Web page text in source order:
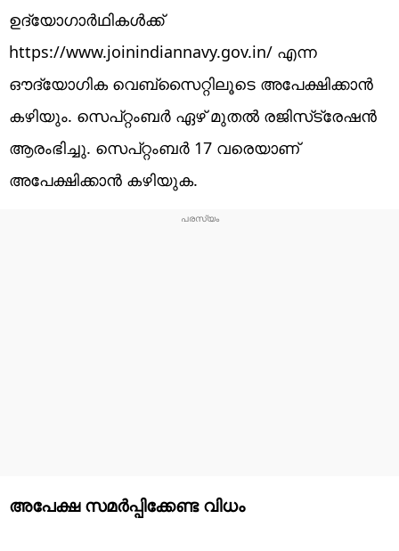
ഉദ്യോഗാർഥികൾക്ക്
https://www.joinindiannavy.gov.in/ എന്ന
ഔദ്യോഗിക വെബ്‌സൈറ്റിലൂടെ അപേക്ഷിക്കാൻ
കഴിയും. സെപ്റ്റംബർ ഏഴ് മുതൽ രജിസ്‌ട്രേഷൻ
ആരംഭിച്ചു. സെപ്റ്റംബർ 17 വരെയാണ്
അപേക്ഷിക്കാൻ കഴിയുക.
അപേക്ഷ സമർപ്പിക്കേണ്ട വിധം